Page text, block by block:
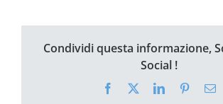
Condividi questa informazione,
Social !
Facebook LinkedInPinterest